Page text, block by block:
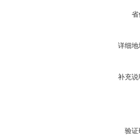
省
详细地
补充说
验证